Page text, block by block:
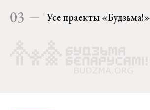
03 Усе праекты «Будзьма!»